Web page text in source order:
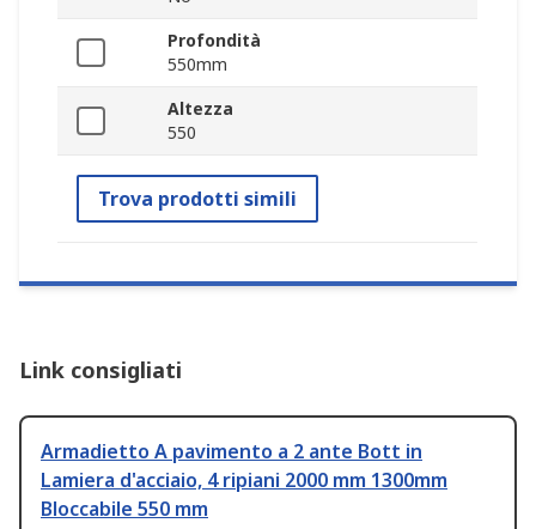
Profondità
550mm
Altezza
550
Trova prodotti simili
Link consigliati
Armadietto A pavimento a 2 ante Bott in
Lamiera d'acciaio, 4 ripiani 2000 mm 1300mm
Bloccabile 550 mm